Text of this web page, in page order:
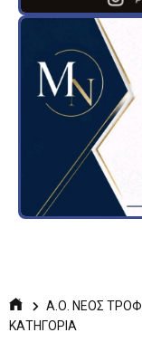
Α.Ο. ΝΕΟΣ
ΚΑΤΗΓΟΡΙΑ